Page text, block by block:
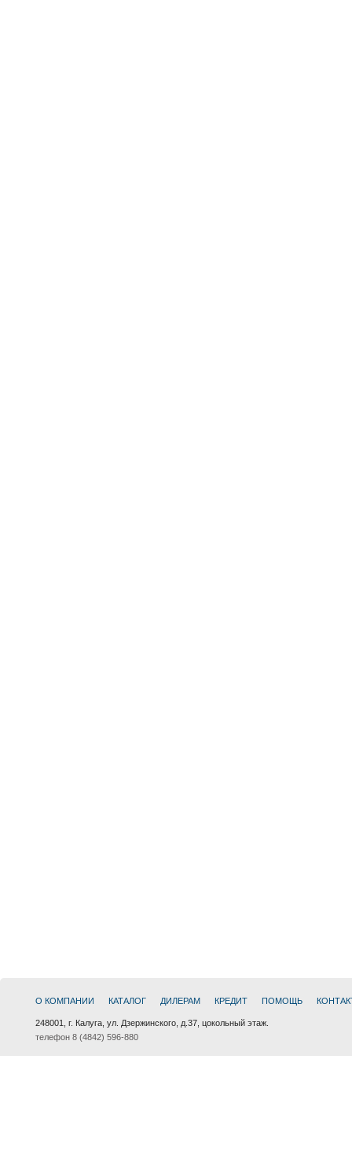
О КОМПАНИИ КАТАЛОГ ДИЛЕРАМ КРЕДИТ ПОМОЩЬ
248001, г. Калуга, ул. Дзержинского, д.37, цокольный этаж.
телефон 8 (4842) 596-880